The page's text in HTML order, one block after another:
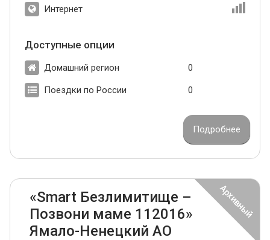
Интернет
Доступные опции
Домашний регион 0
Поездки по России 0
Подробнее
«Smart Безлимитище –
Позвони маме 112016»
Ямало-Ненецкий АО